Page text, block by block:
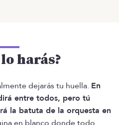
harás?
dejarás tu huella. En
entre todos, pero tú
la batuta de la orquesta en